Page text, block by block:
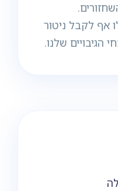
אף לקבל ניטור
שלנו.